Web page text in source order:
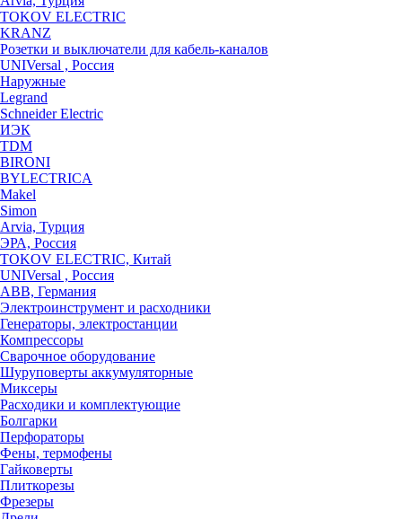
TOKOV ELECTRIC
KRANZ
Розетки и выключатели для кабель-каналов
UNIVersal , Россия
Наружные
Legrand
Schneider Electric
ИЭК
TDM
BIRONI
BYLECTRICA
Makel
Simon
Arvia, Турция
ЭРА, Россия
TOKOV ELECTRIC, Китай
UNIVersal , Россия
ABB, Германия
Электроинструмент и расходники
Генераторы, электростанции
Компрессоры
Сварочное оборудование
Шуруповерты аккумуляторные
Миксеры
Расходики и комплектующие
Болгарки
Перфораторы
Фены, термофены
Гайковерты
Плиткорезы
Фрезеры